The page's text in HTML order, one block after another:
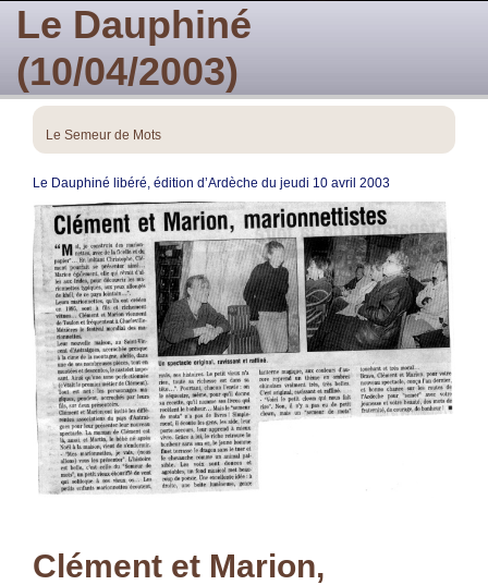
Le Dauphiné
(10/04/2003)
Le Semeur de Mots
Le Dauphiné libéré, édition d’Ardèche du jeudi 10 avril 2003
Clément et Marion,